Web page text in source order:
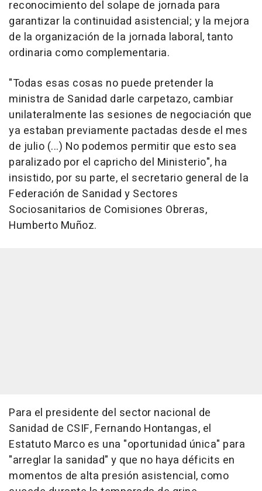
reconocimiento del solape de jornada para
garantizar la continuidad asistencial; y la mejora
de la organización de la jornada laboral, tanto
ordinaria como complementaria.
"Todas esas cosas no puede pretender la
ministra de Sanidad darle carpetazo, cambiar
unilateralmente las sesiones de negociación que
ya estaban previamente pactadas desde el mes
de julio (...) No podemos permitir que esto sea
paralizado por el capricho del Ministerio", ha
insistido, por su parte, el secretario general de la
Federación de Sanidad y Sectores
Sociosanitarios de Comisiones Obreras,
Humberto Muñoz.
Para el presidente del sector nacional de
Sanidad de CSIF, Fernando Hontangas, el
Estatuto Marco es una "oportunidad única" para
"arreglar la sanidad" y que no haya déficits en
momentos de alta presión asistencial, como